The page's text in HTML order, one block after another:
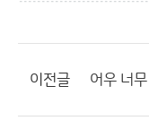
이전글 어우 너